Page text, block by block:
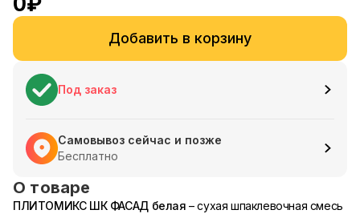
Добавить в корзину
Под заказ
Самовывоз сейчас и позже
Бесплатно
О товаре
ПЛИТОМИКС ШК ФАСАД белая – сухая шпаклевочная смесь